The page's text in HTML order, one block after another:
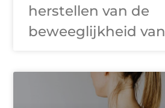
herstellen van de
beweeglijkheid van